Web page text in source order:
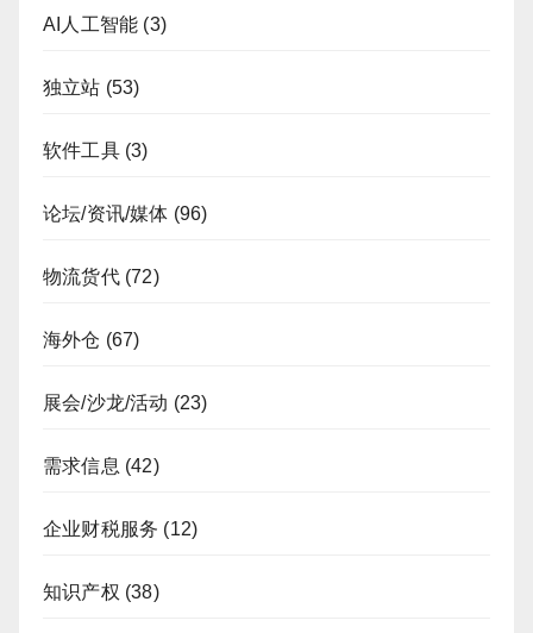
AI人工智能 (3)
独立站 (53)
软件工具(3)
论坛/资讯/媒体 (96)
物流货代(72)
海外仓 (67)
展会/沙龙/活动 (23)
需求信息 (42)
企业财税服务 (12)
知识产权 (38)